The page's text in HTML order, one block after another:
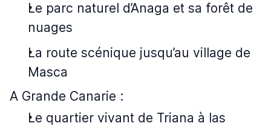
Le parc naturel d’Anaga et sa forêt de
nuages
La route scénique jusqu’au village de
Masca
A Grande Canarie :
Le quartier vivant de Triana à las